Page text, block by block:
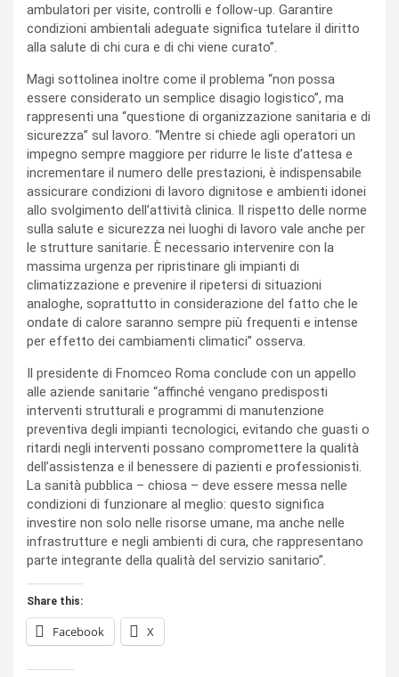
ambulatori per visite, controlli e follow-up. Garantire
condizioni ambientali adeguate significa tutelare il diritto
alla salute di chi cura e di chi viene curato”.
Magi sottolinea inoltre come il problema “non possa
essere considerato un semplice disagio logistico”, ma
rappresenti una “questione di organizzazione sanitaria e di
sicurezza” sul lavoro. “Mentre si chiede agli operatori un
impegno sempre maggiore per ridurre le liste d’attesa e
incrementare il numero delle prestazioni, è indispensabile
assicurare condizioni di lavoro dignitose e ambienti idonei
allo svolgimento dell’attività clinica. Il rispetto delle norme
sulla salute e sicurezza nei luoghi di lavoro vale anche per
le strutture sanitarie. È necessario intervenire con la
massima urgenza per ripristinare gli impianti di
climatizzazione e prevenire il ripetersi di situazioni
analoghe, soprattutto in considerazione del fatto che le
ondate di calore saranno sempre più frequenti e intense
per effetto dei cambiamenti climatici” osserva.
Il presidente di Fnomceo Roma conclude con un appello
alle aziende sanitarie “affinché vengano predisposti
interventi strutturali e programmi di manutenzione
preventiva degli impianti tecnologici, evitando che guasti o
ritardi negli interventi possano compromettere la qualità
dell’assistenza e il benessere di pazienti e professionisti.
La sanità pubblica – chiosa – deve essere messa nelle
condizioni di funzionare al meglio: questo significa
investire non solo nelle risorse umane, ma anche nelle
infrastrutture e negli ambienti di cura, che rappresentano
parte integrante della qualità del servizio sanitario”.
Share this:
Facebook X